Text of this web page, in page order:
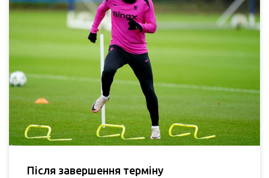
Після завершення терміну